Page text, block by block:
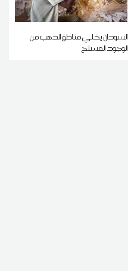
السودان يخلي مناطق الذهب من
الوجود المسلح